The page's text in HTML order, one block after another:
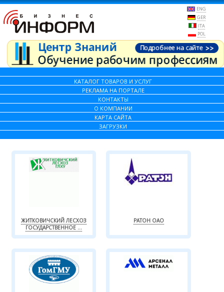
ENG
GER
ITA
POL
КАТАЛОГ ТОВАРОВ И УСЛУГ
РЕКЛАМА НА ПОРТАЛЕ
КОНТАКТЫ
О КОМПАНИИ
КАРТА САЙТА
ЗАГРУЗКИ
ЖИТКОВИЧСКИЙ ЛЕСХОЗ
ГОСУДАРСТВЕННОЕ ...
РАТОН ОАО